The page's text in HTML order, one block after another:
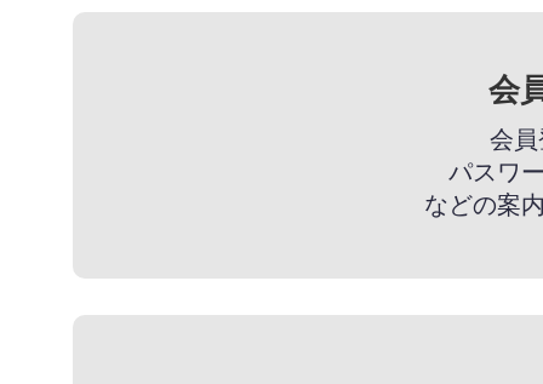
会
会
パスワ
などの案